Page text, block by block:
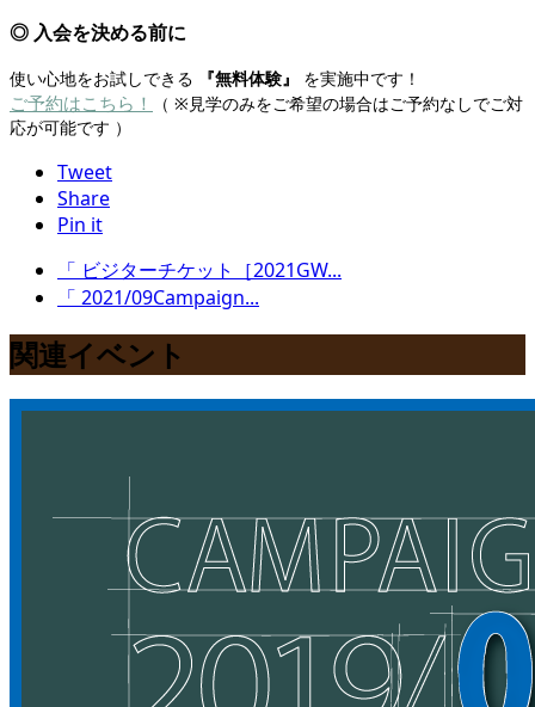
◎ 入会を決める前に
使い心地をお試しできる 『無料体験』 を実施中です！
ご予約はこちら ！
（ ※見学のみをご希望の場合はご予約なしでご対
応が可能です ）
Tweet
Share
Pin it
「 ビジターチケット［2021GW...
「 2021/09Campaign...
関連イベント